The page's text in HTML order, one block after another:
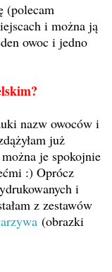
(polecam
i można ją
owoc i jedno
nazw owoców i
już
je spokojnie
:) Oprócz
i
z zestawów
(obrazki